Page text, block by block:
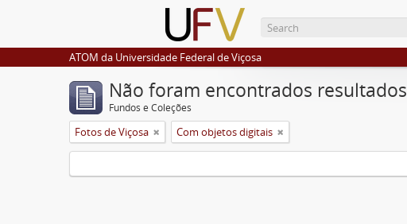
ATOM da Universidade Federal de Viçosa
Não foram encontrados resultados
Fundos e Coleções
Fotos de Viçosa Com objetos digitais